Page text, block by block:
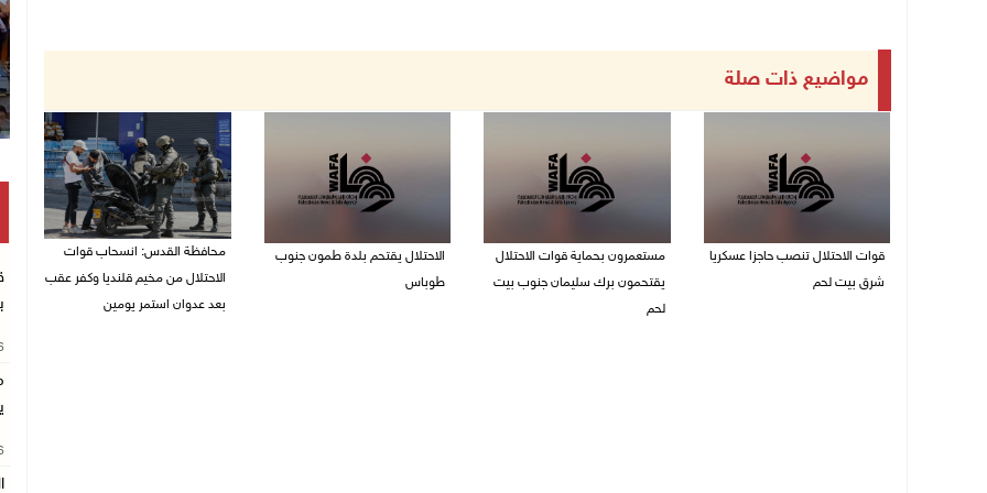
مواضيع ذات صلة
قوات الاحتلال تنصب حاجزا عسكريا
شرق بيت لحم
مستعمرون بحماية قوات الاحتلال
يقتحمون برك سليمان جنوب بيت
لحم
الاحتلال يقتحم بلدة طمون جنوب
طوباس
محافظة القدس: انسحاب قوات
الاحتلال من مخيم قلنديا وكفر عقب
بعد عدوان استمر يومين